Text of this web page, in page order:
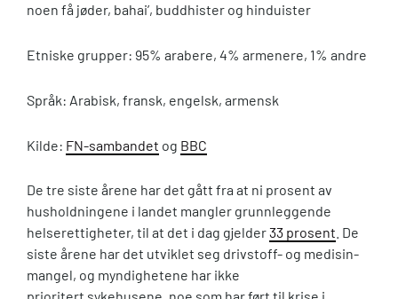
noen få jøder, bahai’, buddhister og hinduister
Etniske grupper: 95% arabere, 4% armenere, 1% andre
Språk: Arabisk, fransk, engelsk, armensk
Kilde: FN-sambandet og BBC
De tre siste årene har det gått fra at ni prosent av
husholdningene i landet mangler grunnleggende
helserettigheter, til at det i dag gjelder33 prosent . De
siste årene har det utviklet seg drivstoff- og medisin-
mangel, og myndighetene har ikke